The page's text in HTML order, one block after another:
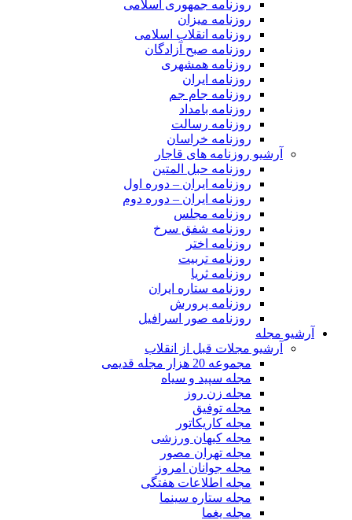
روزنامه جمهوری اسلامی
روزنامه میزان
روزنامه انقلاب اسلامی
روزنامه صبح آزادگان
روزنامه همشهری
روزنامه ایران
روزنامه جام جم
روزنامه بامداد
روزنامه رسالت
روزنامه خراسان
آرشیو روزنامه های قاجار
روزنامه حبل المتین
روزنامه ایران – دوره اول
روزنامه ایران – دوره دوم
روزنامه مجلس
روزنامه شفق سرخ
روزنامه اختر
روزنامه تربیت
روزنامه ثریا
روزنامه ستاره ایران
روزنامه پرورش
روزنامه صور اسرافیل
آرشیو مجله
آرشیو مجلات قبل از انقلاب
مجموعه 20 هزار مجله قدیمی
مجله سپید و سیاه
مجله زن روز
مجله توفیق
مجله کاریکاتور
مجله کیهان ورزشی
مجله تهران مصور
مجله جوانان امروز
مجله اطلاعات هفتگی
مجله ستاره سینما
مجله یغما